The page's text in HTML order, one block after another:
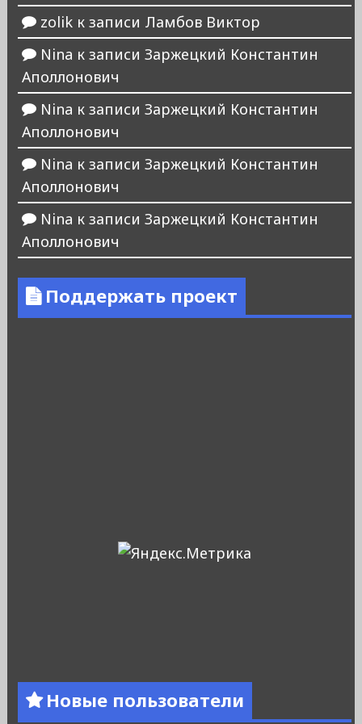
zolikк записи Ламбов Виктор
Nina к записи Заржецкий Константин
Аполлонович
Nina к записи Заржецкий Константин
Аполлонович
Nina к записи Заржецкий Константин
Аполлонович
Nina к записи Заржецкий Константин
Аполлонович
Поддержать проект
Новые пользователи